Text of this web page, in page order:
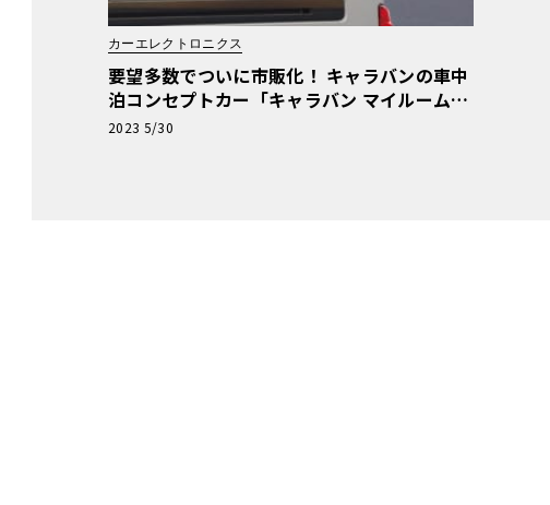
カーエレクトロニクス
要望多数でついに市販化！ キャラバンの車中
泊コンセプトカー「キャラバン マイルーム」
発売決定
2023 5/30